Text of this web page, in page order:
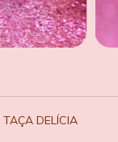
TAÇA DELÍCIA